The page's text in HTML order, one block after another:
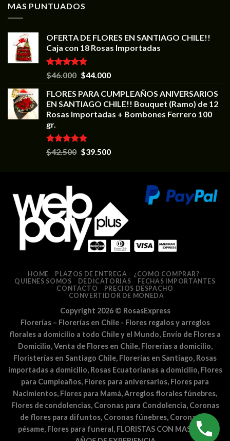
MAS PUNTUADOS
OFERTA DE FLORES EN SANTIAGO CHILE!!
Caja con 18 Rosas Importadas
Valorado en
5.00
$46.000 $44.000
FLORES PARA CUMPLEAÑOS ANIVERSARIOS
EN SANTIAGO CHILE!! Bouquet (Ramo) de 12
Rosas Importadas + Bombones Ferrero 100
gr.
Valorado en
5.00
$42.500 $39.500
HOME PLAZOS DE ENTREGA
¿COMO COMPRAR?
QUIENES SOMOS
DEDICATORIAS
FECHAS IMPORTANTES
CONTACTO
PRECIOS DESPACHO
CONVERTIDOR DE MONEDA
Copyright 2026 © RosasExpress
Florerías – Florerías en Chile - Flores regalos y arreglos
florales a domicilio a todo Chile y el Mundo, Envío de Flores a
Domicilio, Venta de Flores en Chile, Florerías a domicilio,
Floristerías en Santiago Chile, Florerías en Santiago, Rosas
importadas a domicilio, Rosas Ecuatorianas a domicilio, Flores
para Cumpleaños, Flores para aniversarios, Flores para
Nacimientos, Flores para Mamá, Arreglos florales fúnebres,
Flores de condolencias, Coronas para Condolencia, Coronas
de flores para difuntos, Coronas fúnebres, Coronas de
pésame, Flores para funeral, FLORISTAS CON MAS DE 25